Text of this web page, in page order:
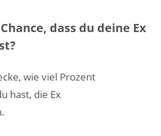
dass du deine Ex
wie viel Prozent
hast, die Ex